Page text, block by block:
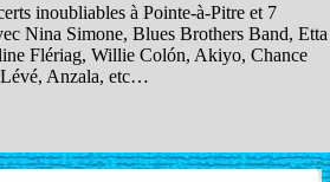
inoubliables à Pointe-à-Pitre et 7
Nina Simone, Blues Brothers Band, Etta
Flériag, Willie Colón, Akiyo, Chance
Lévé, Anzala, etc…